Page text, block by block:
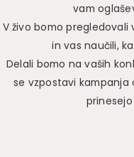
vam
V živo bomo pregledovali
in vas naučili,
Delali bomo na vaših
se vzpostavi kampanja